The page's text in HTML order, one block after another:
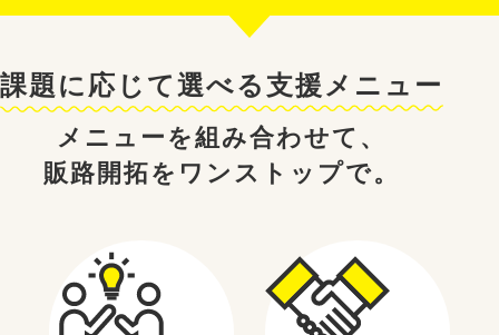
課題に応じて選べる支援メニュー
メニューを組み合わせて、
販路開拓をワンストップで。